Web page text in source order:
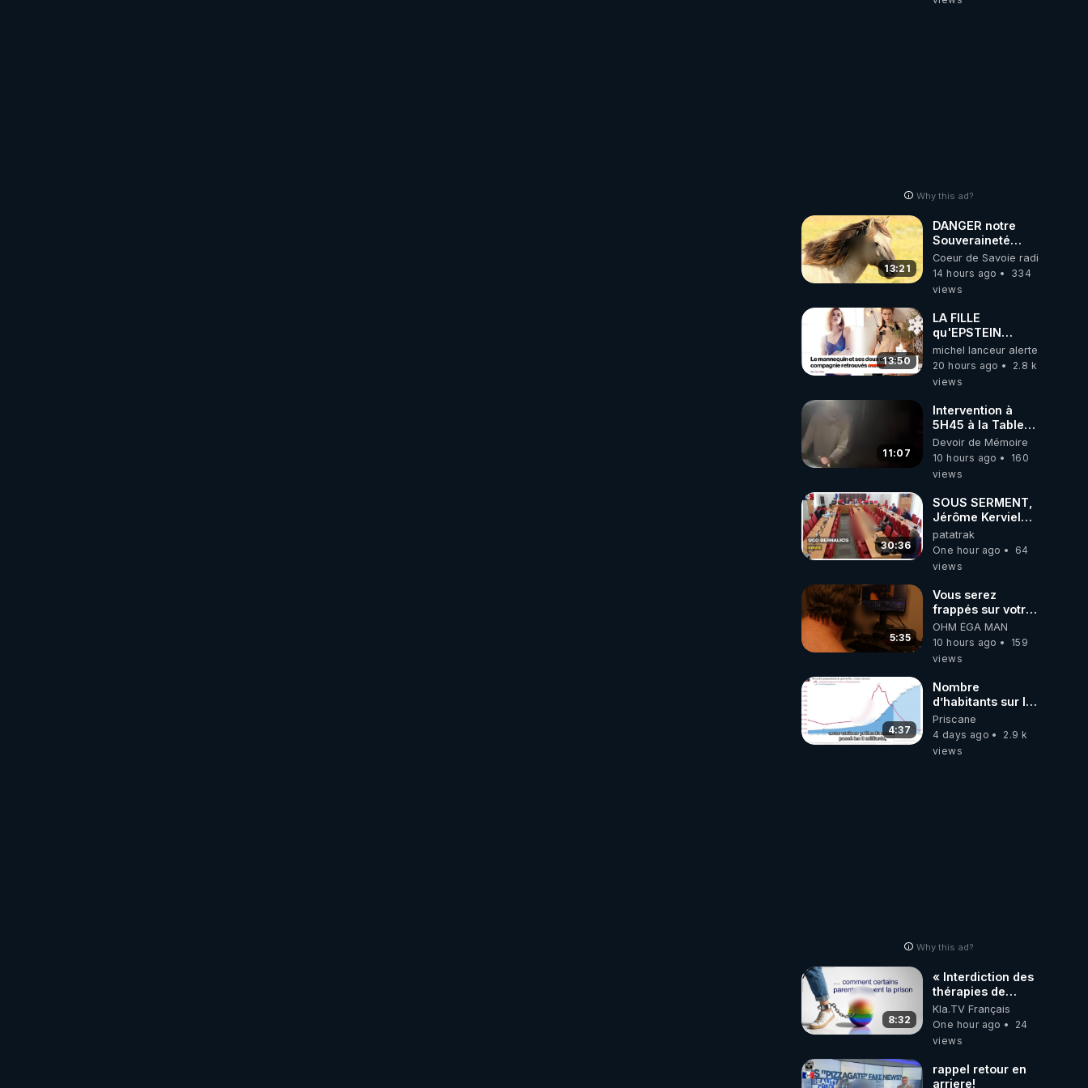
Why this ad?
13:21
DANGER notre
Souveraineté
Alimentaire est
attaqué...
Coeur de Savoie radioweb TV
14 hours ago
334
views
13:50
LA FILLE
qu'EPSTEIN
VOULAIT CACHER
michel lanceur alerte
20 hours ago
2.8 k
views
11:07
Intervention à
5H45 à la Table
de Gaya, chez
Kyria et Manu.
6/08/2026
Devoir de Mémoire
10 hours ago
160
views
30:36
SOUS SERMENT,
Jérôme Kerviel
balance tout à
l'Assemblée !
patatrak
One hour ago
64
views
5:35
Vous serez
frappés sur votre
sol européens par
la faute des
dirigeants qui
le nez
OHM ÉGA MAN
10 hours ago
159
views
4:37
Nombre
d’habitants sur la
planète Terre…
Priscane
4 days ago
2.9 k
views
Why this ad?
8:32
« Interdiction des
thérapies de
conversion »
Kla.TV Français
One hour ago
24
views
rappel retour en
arriere!